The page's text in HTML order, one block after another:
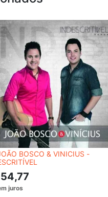
BOSCO & VINICIUS -